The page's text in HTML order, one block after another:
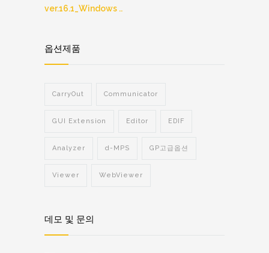
ver.16.1_Windows ..
옵션제품
CarryOut Communicator
GUI Extension Editor EDIF
Analyzer d-MPS GP고급옵션
Viewer WebViewer
데모 및 문의